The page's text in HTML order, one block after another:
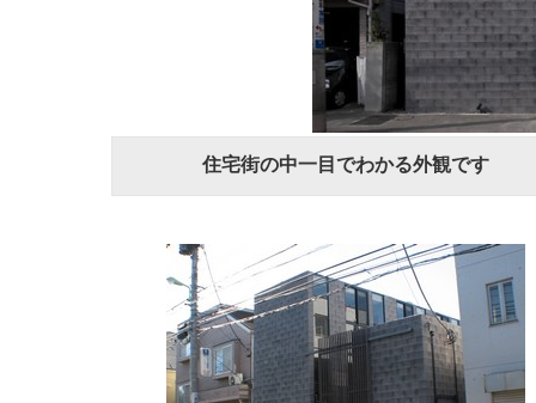
住宅街の中一目でわかる外観です